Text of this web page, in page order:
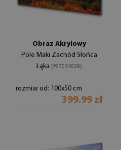
Obraz Akrylowy
Pole Maki Zachód Słońca
Łąka (#67034029)
rozmiar od: 100x50 cm
399.99 zł